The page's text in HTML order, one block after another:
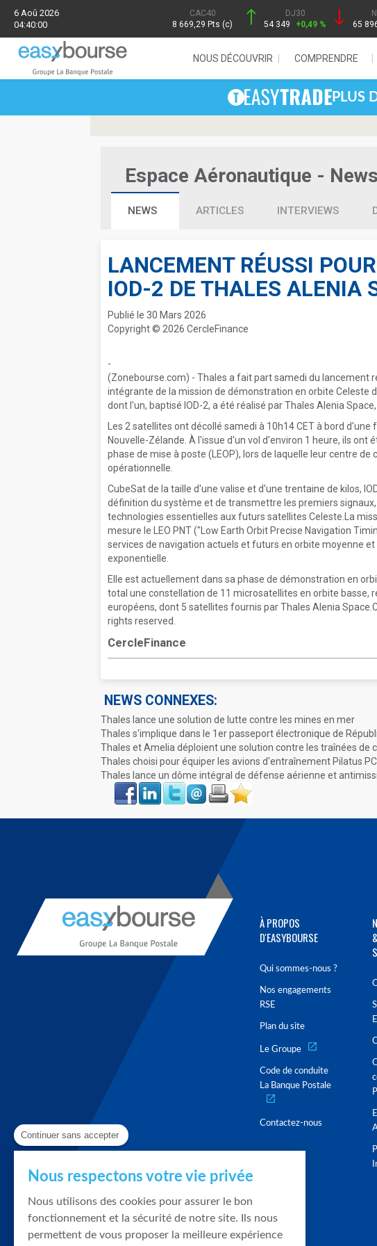
6 Aoû 2026
04:40:00
CAC40
8 669,29 Pts (c)
DJ30
54 349
+0,49 %
65
NOUS DÉCOUVRIR COMPRENDRE
PLUS
Espace Aéronautique -
NEWS ARTICLES INTERVIEWS
LANCEMENT RÉUSSI
IOD-2 DE THALES ALENIA
Publié le 30 Mars 2026
Copyright © 2026 CercleFinance
-
(Zonebourse.com) - Thales a fait part samedi du lancement
intégrante de la mission de démonstration en orbite Celeste
dont l'un, baptisé IOD-2, a été réalisé par Thales Alenia
Les 2 satellites ont décollé samedi à 10h14 CET à bord
Nouvelle-Zélande. À l'issue d'un vol d'environ 1 heure, ils ont
phase de mise à poste (LEOP), lors de laquelle leur centre
opérationnelle.
CubeSat de la taille d'une valise et d'une trentaine de kilos,
définition du système et de transmettre les premiers
technologies essentielles aux futurs satellites Celeste.La
mesure le LEO PNT ("Low Earth Orbit Precise Navigation
services de navigation actuels et futurs en orbite moyenne
exponentielle.
Elle est actuellement dans sa phase de démonstration en
total une constellation de 11 microsatellites en orbite basse,
européens, dont 5 satellites fournis par Thales Alenia
rights reserved.
CercleFinance
NEWS CONNEXES:
Thales lance une solution de lutte contre les mines en mer
Thales s'implique dans le 1er passeport électronique de
Thales et Amelia déploient une solution contre les traînées de
Thales choisi pour équiper les avions d'entraînement Pilatus
Thales lance un dôme intégral de défense aérienne et
Face
book
LinkIn Twitter Envoyer ImprimerFavoris
À PROPOS
D'EASYBOURSE
Qui sommes-nous ?
Nos engagements
RSE
Plan du site
Le Groupe
Code de conduite
La Banque Postale
Contactez-nous
Continuer sans accepter
Nous respectons votre vie privée
Nous utilisons des cookies pour assurer le bon
fonctionnement et la sécurité de notre site. Ils nous
permettent de vous proposer la meilleure expérience